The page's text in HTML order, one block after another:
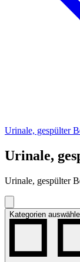
Urinale, gespülter
Urinale,
Urinale, gespülter
Kategorien